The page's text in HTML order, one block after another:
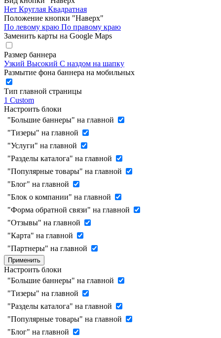
Нет Круглая Квадратная
Положение кнопки "Наверх"
По левому краю По правому краю
Заменить карты на Google Maps
Размер баннера
Узкий Высокий С наздом на шапку
Размытие фона баннера на мобильных
Тип главной страницы
1 Custom
Настроить блоки
"Большие баннеры" на главной
"Тизеры" на главной
"Услуги" на главной
"Разделы каталога" на главной
"Популярные товары" на главной
"Блог" на главной
"Блок о компании" на главной
"Форма обратной связи" на главной
"Отзывы" на главной
"Карта" на главной
"Партнеры" на главной
Применить
Настроить блоки
"Большие баннеры" на главной
"Тизеры" на главной
"Разделы каталога" на главной
"Популярные товары" на главной
"Блог" на главной